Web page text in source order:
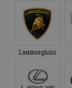
Lamborghini